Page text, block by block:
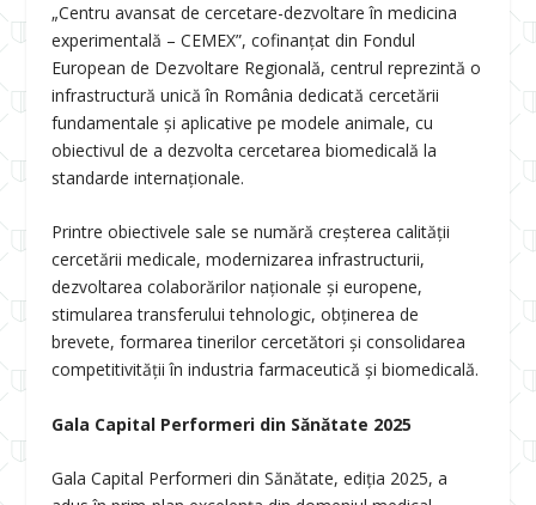
„Centru avansat de cercetare-dezvoltare în medicina
experimentală – CEMEX”, cofinanțat din Fondul
European de Dezvoltare Regională, centrul reprezintă o
infrastructură unică în România dedicată cercetării
fundamentale și aplicative pe modele animale, cu
obiectivul de a dezvolta cercetarea biomedicală la
standarde internaționale.
Printre obiectivele sale se numără creșterea calității
cercetării medicale, modernizarea infrastructurii,
dezvoltarea colaborărilor naționale și europene,
stimularea transferului tehnologic, obținerea de
brevete, formarea tinerilor cercetători și consolidarea
competitivității în industria farmaceutică și biomedicală.
Gala Capital Performeri din Sănătate 2025
Gala Capital Performeri din Sănătate, ediția 2025, a